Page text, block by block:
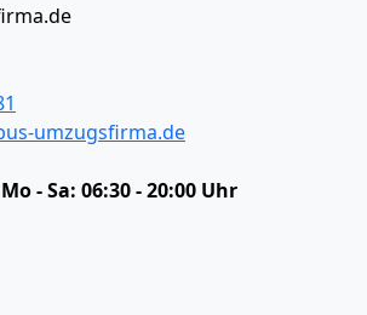
umzugsfirma.de
Mo - Sa: 06:30 - 20:00 Uhr